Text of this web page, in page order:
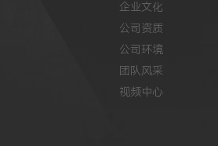
企业文化
公司资质
公司环境
团队风采
视频中心